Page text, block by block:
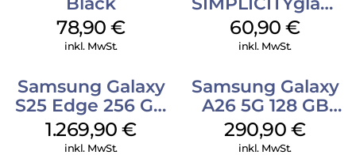
78,90€
inkl. MwSt.
Weiss
60,90€
inkl. MwSt.
Samsung Galaxy
S25 Edge 256 GB
Titanium Silver
1.269,90€
inkl. MwSt.
Samsung Galaxy
A26 5G 128 GB
Mint
290,90€
inkl. MwSt.